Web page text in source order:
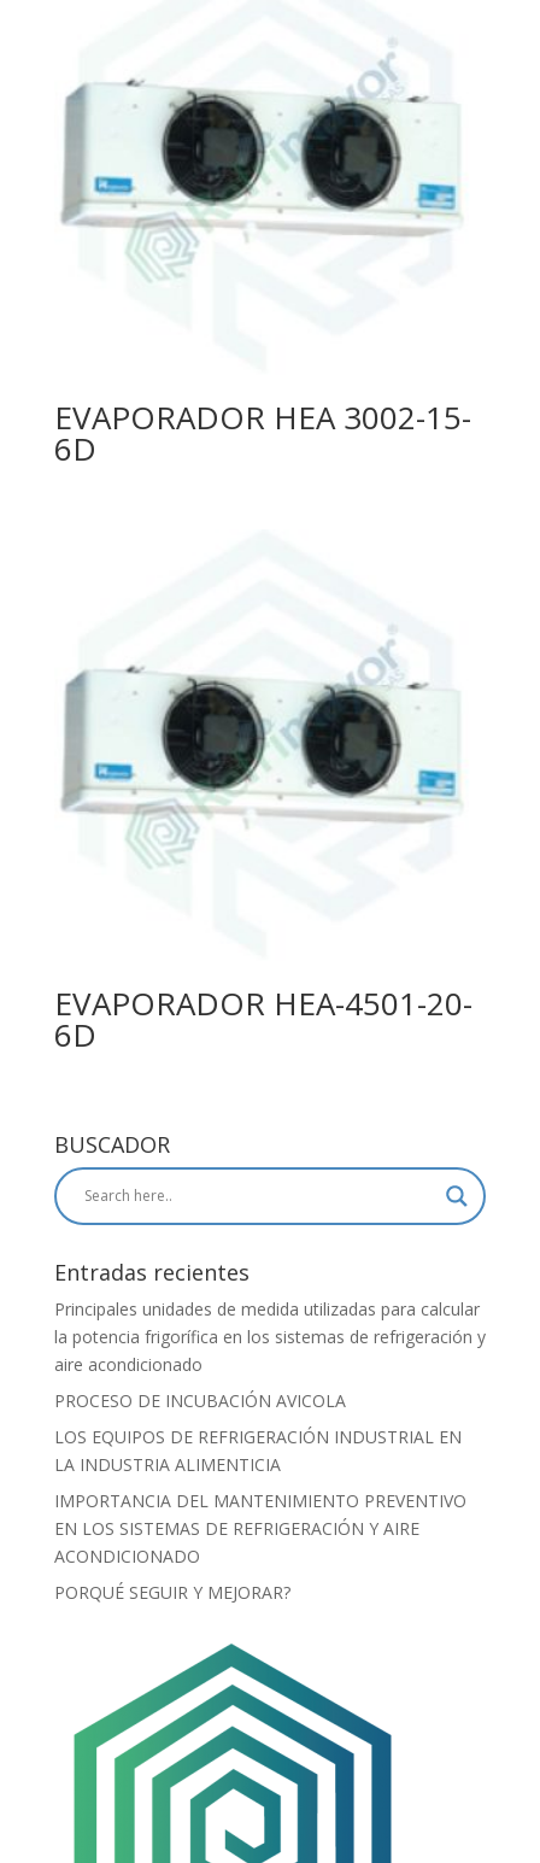
EVAPORADOR HEA 3002-15-
6D
EVAPORADOR HEA-4501-20-
6D
BUSCADOR
Entradas recientes
Principales unidades de medida utilizadas para calcular
la potencia frigorífica en los sistemas de refrigeración y
aire acondicionado
PROCESO DE INCUBACIÓN AVICOLA
LOS EQUIPOS DE REFRIGERACIÓN INDUSTRIAL EN
LA INDUSTRIA ALIMENTICIA
IMPORTANCIA DEL MANTENIMIENTO PREVENTIVO
EN LOS SISTEMAS DE REFRIGERACIÓN Y AIRE
ACONDICIONADO
PORQUÉ SEGUIR Y MEJORAR?